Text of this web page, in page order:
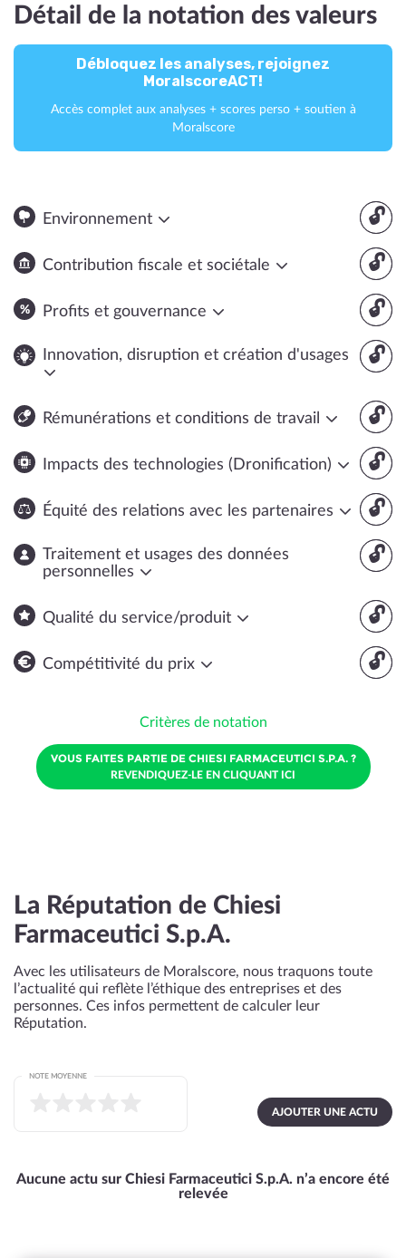
Détail de la notation des valeurs
Débloquez les analyses, rejoignez
MoralscoreACT!
Accès complet aux analyses + scores perso + soutien à
Moralscore
🔓
Environnement
🔓
Contribution fiscale et sociétale
🔓
Profits et gouvernance
🔓
Innovation, disruption et création d'usages
🔓
Rémunérations et conditions de travail
🔓
Impacts des technologies (Dronification)
🔓
Équité des relations avec les partenaires
🔓
Traitement et usages des données
personnelles
🔓
Qualité du service/produit
🔓
Compétitivité du prix
Critères de notation
VOUS FAITES PARTIE DE CHIESI FARMACEUTICI S.P.A. ?
REVENDIQUEZ-LE EN CLIQUANT ICI
La Réputation de Chiesi
Farmaceutici S.p.A.
Avec les utilisateurs de Moralscore, nous traquons toute
l’actualité qui reflète l’éthique des entreprises et des
personnes. Ces infos permettent de calculer leur
Réputation.
AJOUTER UNE ACTU
NOTE MOYENNE
Aucune actu sur Chiesi Farmaceutici S.p.A. n’a encore été
relevée